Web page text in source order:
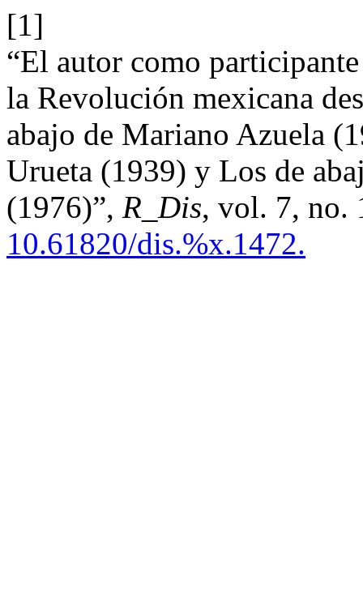
[1]
“El autor como
la Revolución mexicana
abajo de Mariano Azuela
Urueta (1939) y Los de
(1976)”, R_Dis, vol. 7, no.
10.61820/dis.%x.1472.